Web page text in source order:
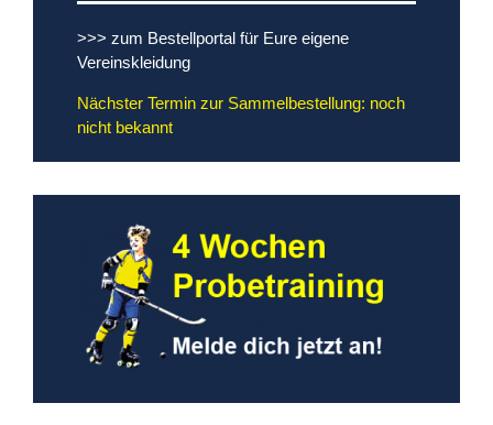
>>> zum Bestellportal für Eure eigene
Vereinskleidung
Nächster Termin zur Sammelbestellung: noch
nicht bekannt